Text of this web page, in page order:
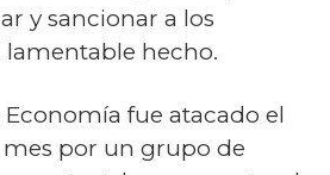
y sancionar a los
lamentable hecho.
fue atacado el
mes por un grupo de